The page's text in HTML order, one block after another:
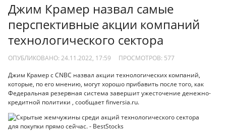
Джим Крамер назвал самые
перспективные акции компаний
технологического сектора
ОПУБЛИКОВАНО: 24.11.2022, 17:59 ПРОСМОТРОВ: 577
Джим Крамер с CNBC назвал акции технологических компаний,
которые, по его мнению, могут хорошо прибавить после того, как
Федеральная резервная система завершит ужесточение денежно-
кредитной политики , сообщает finversia.ru.